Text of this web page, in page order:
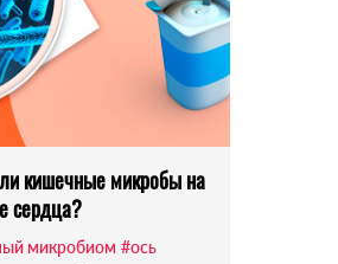
кишечные микробы на
сердца?
микробиом #ось